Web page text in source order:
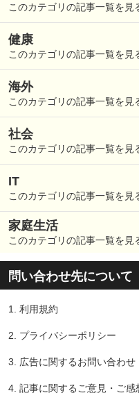
このカテゴリの記事一覧を見
健康
このカテゴリの記事一覧を見
海外
このカテゴリの記事一覧を見
社会
このカテゴリの記事一覧を見
IT
このカテゴリの記事一覧を見
家庭生活
このカテゴリの記事一覧を見
問い合わせ先について
1. 利用規約
2. プライバシーポリシー
3. 広告に関するお問い合わせ
4. 記事に関するご意見・ご感